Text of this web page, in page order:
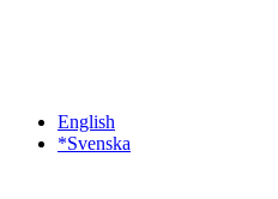
English
*Svenska